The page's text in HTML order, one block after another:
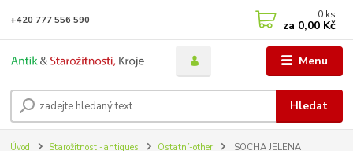
Menu
Hledat
+420 777 556 590 0 ks
za 0,00 Kč
Úvod Starožitnosti-antiques Ostatní-other SOCHA JELENA